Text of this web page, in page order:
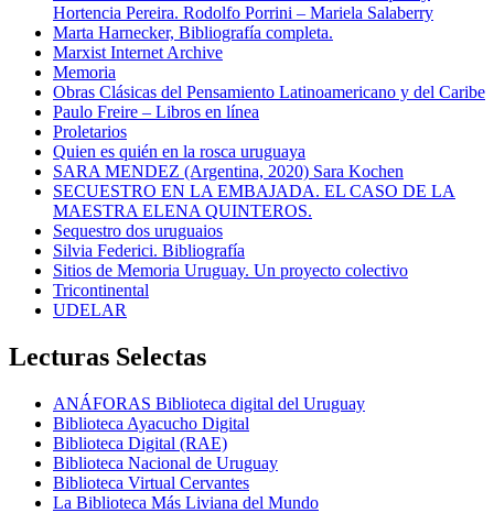
Hortencia Pereira. Rodolfo Porrini – Mariela Salaberry
Marta Harnecker, Bibliografía completa.
Marxist Internet Archive
Memoria
Obras Clásicas del Pensamiento Latinoamericano y del Caribe
Paulo Freire – Libros en línea
Proletarios
Quien es quién en la rosca uruguaya
SARA MENDEZ (Argentina, 2020) Sara Kochen
SECUESTRO EN LA EMBAJADA. EL CASO DE LA
MAESTRA ELENA QUINTEROS.
Sequestro dos uruguaios
Silvia Federici. Bibliografía
Sitios de Memoria Uruguay. Un proyecto colectivo
Tricontinental
UDELAR
Lecturas Selectas
ANÁFORAS Biblioteca digital del Uruguay
Biblioteca Ayacucho Digital
Biblioteca Digital (RAE)
Biblioteca Nacional de Uruguay
Biblioteca Virtual Cervantes
La Biblioteca Más Liviana del Mundo